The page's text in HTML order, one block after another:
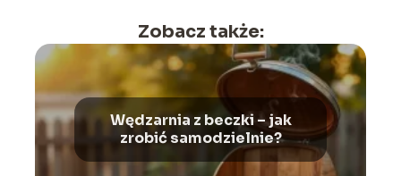
Zobacz także:
Wędzarnia z beczki – jak
zrobić samodzielnie?